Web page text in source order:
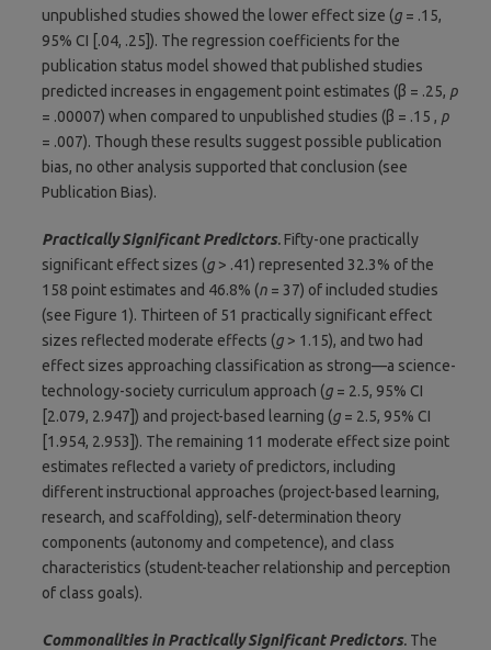
unpublished studies showed the lower effect size (g = .15,
95% CI [.04, .25]). The regression coefficients for the
publication status model showed that published studies
predicted increases in engagement point estimates (β = .25, p
= .00007) when compared to unpublished studies (β = .15 , p
= .007). Though these results suggest possible publication
bias, no other analysis supported that conclusion (see
Publication Bias).
Practically Significant Predictors.Fifty-one practically
significant effect sizes (g > .41) represented 32.3% of the
158 point estimates and 46.8% (n = 37) of included studies
(see Figure 1). Thirteen of 51 practically significant effect
sizes reflected moderate effects (g > 1.15), and two had
effect sizes approaching classification as strong—a science-
technology-society curriculum approach (g = 2.5, 95% CI
[2.079, 2.947]) and project-based learning (g = 2.5, 95% CI
[1.954, 2.953]). The remaining 11 moderate effect size point
estimates reflected a variety of predictors, including
different instructional approaches (project-based learning,
research, and scaffolding), self-determination theory
components (autonomy and competence), and class
characteristics (student-teacher relationship and perception
of class goals).
Commonalities in Practically Significant Predictors. The